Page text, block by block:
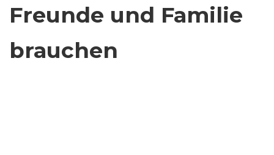
Freunde und Familie
brauchen